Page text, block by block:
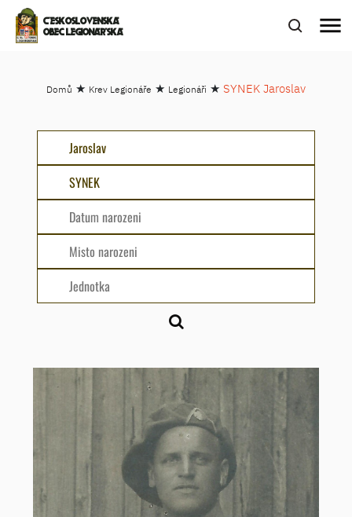
ČESKOSLOVENSKÁ
OBEC LEGIONÁŘSKÁ
menu
Domů ★ Krev Legionáře ★ Legionáři ★ SYNEK Jaroslav